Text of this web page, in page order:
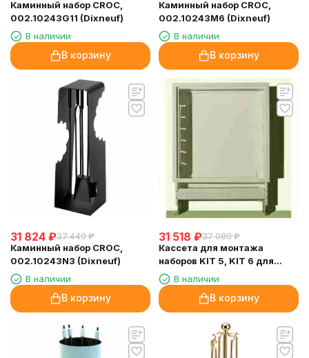
Каминный набор CROC,
002.10243G11 (Dixneuf)
В наличии
В корзину
Каминный набор CROC,
002.10243M6 (Dixneuf)
В наличии
В корзину
31 824 ₽37 440 ₽
Каминный набор CROC,
002.10243N3 (Dixneuf)
В наличии
В корзину
31 518 ₽37 080 ₽
Кассета для монтажа
наборов KIT 5, KIT 6 для
топок Aquatondo (EdilKamin)
В наличии
В корзину